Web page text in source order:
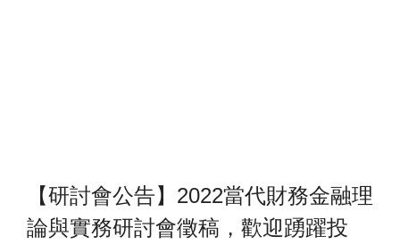
【研討會公告】2022當代財務金融理
論與實務研討會徵稿，歡迎踴躍投